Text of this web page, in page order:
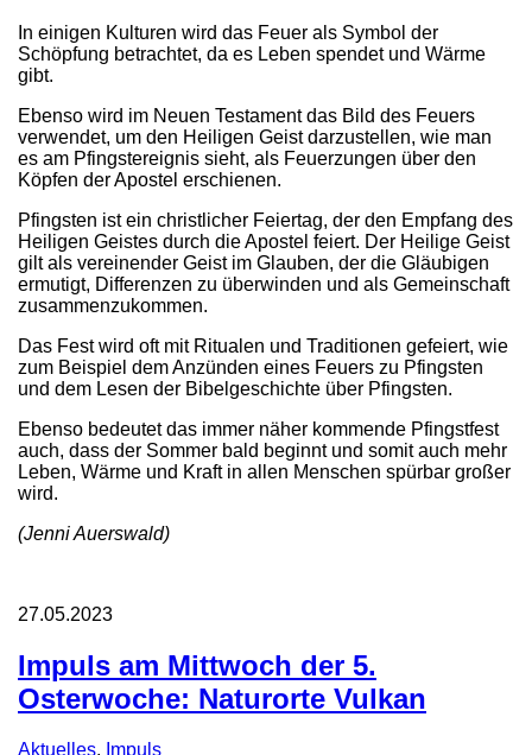
In einigen Kulturen wird das Feuer als Symbol der
Schöpfung betrachtet, da es Leben spendet und Wärme
gibt.
Ebenso wird im Neuen Testament das Bild des Feuers
verwendet, um den Heiligen Geist darzustellen, wie man
es am Pfingstereignis sieht, als Feuerzungen über den
Köpfen der Apostel erschienen.
Pfingsten ist ein christlicher Feiertag, der den Empfang des
Heiligen Geistes durch die Apostel feiert. Der Heilige Geist
gilt als vereinender Geist im Glauben, der die Gläubigen
ermutigt, Differenzen zu überwinden und als Gemeinschaft
zusammenzukommen.
Das Fest wird oft mit Ritualen und Traditionen gefeiert, wie
zum Beispiel dem Anzünden eines Feuers zu Pfingsten
und dem Lesen der Bibelgeschichte über Pfingsten.
Ebenso bedeutet das immer näher kommende Pfingstfest
auch, dass der Sommer bald beginnt und somit auch mehr
Leben, Wärme und Kraft in allen Menschen spürbar großer
wird.
(Jenni Auerswald)
27.05.2023
Impuls am Mittwoch der 5.
Osterwoche: Naturorte Vulkan
Aktuelles, Impuls